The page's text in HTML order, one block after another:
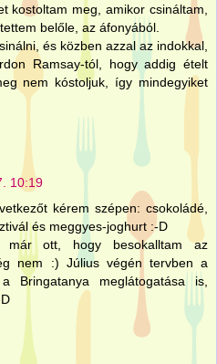
kostoltam meg, amikor csináltam,
belőle, az áfonyából.
és közben azzal az indokkal,
Ramsay-tól, hogy addig ételt
nem kóstoljuk, így mindegyiket
10:19
kérem szépen: csokoládé,
és meggyes-joghurt :-D
már ott, hogy besokalltam az
nem :) Július végén tervben a
Bringatanya meglátogatása is,